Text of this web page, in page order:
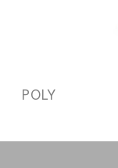
POLY